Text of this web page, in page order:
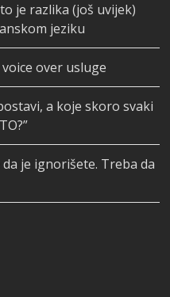
je razlika (još uvijek)
jeziku
over usluge
a koje skoro svaki
je ignorišete. Treba da